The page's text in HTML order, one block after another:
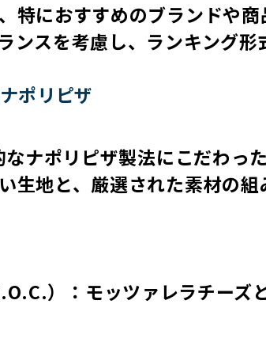
特におすすめのブランドや
ンスを考慮し、ランキング形
ポリピザ
ナポリピザ製法にこだわっ
生地と、厳選された素材の
）：モッツァレラチーズ